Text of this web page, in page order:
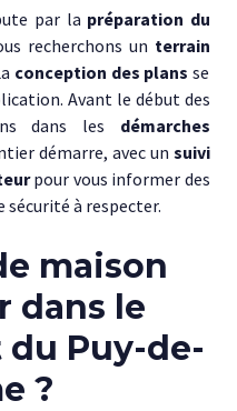
par la préparation du
recherchons un terrain
conception des plans se
Avant le début des
dans les démarches
démarre, avec un suivi
pour vous informer des
sécurité à respecter.
maison
dans le
Puy-de-
?